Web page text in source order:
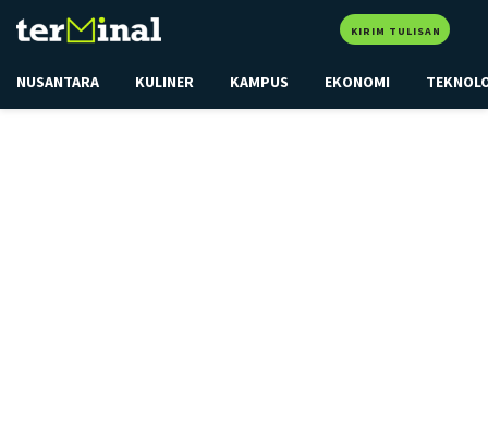
KIRIM TULISAN
NUSANTARA KULINER KAMPUS EKONOMI